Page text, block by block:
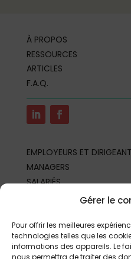
Gérer le
Pour offrir les meilleures
technologies telles que les
informations des appareils. Le
nous permettra de traiter des
À PROPOS
RESSOURCES
ARTICLES
F.A.Q.
EMPLOYEURS ET
MANAGERS
SALARIÉS
REPRÉSENTANTS DU
PARTENAIRES ET